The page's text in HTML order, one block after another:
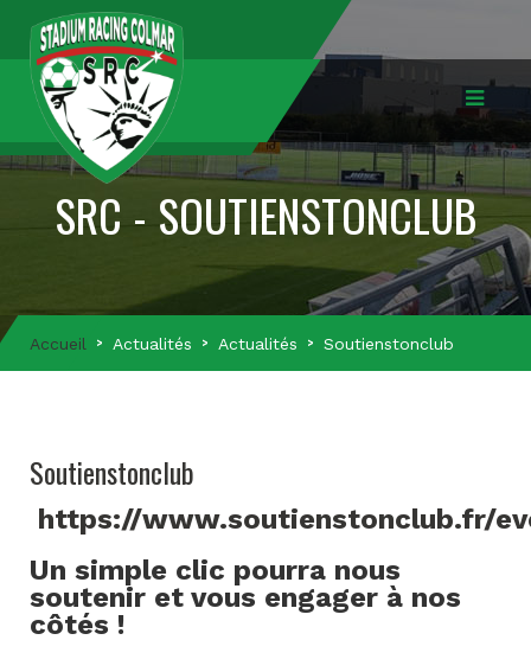
SRC - SOUTIENSTONCLUB
Accueil Actualités Actualités Soutienstonclub
Soutienstonclub
https://www.soutienstonclub.fr/
Un simple clic pourra nous
soutenir et vous engager à nos
côtés !